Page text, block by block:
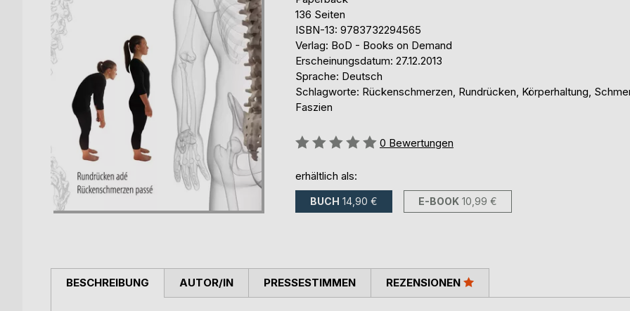
136 Seiten
ISBN-13: 9783732294565
Verlag: BoD - Books on Demand
Erscheinungsdatum: 27.12.2013
Sprache: Deutsch
Schlagworte: Rückenschmerzen, Rundrücken, Körperhaltung,
Faszien
Bewertung::
0 Bewertungen
erhältlich als:
BUCH 14,90 € E-BOOK 10,99 €
BESCHREIBUNG AUTOR/IN PRESSESTIMMEN REZENSIONEN